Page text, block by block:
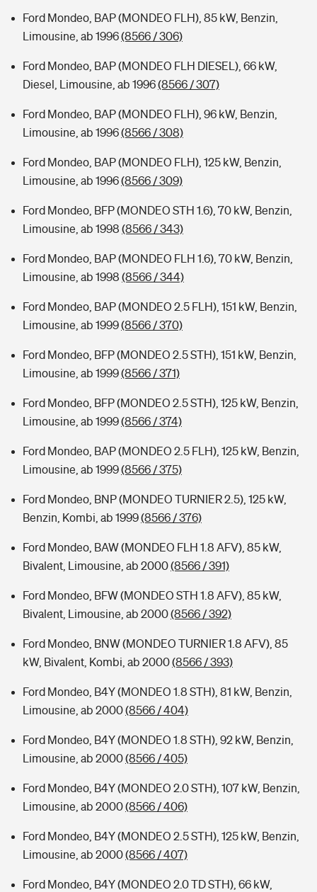
Ford Mondeo, BAP (MONDEO FLH), 85 kW, Benzin,
Limousine, ab 1996(8566 / 306)
Ford Mondeo, BAP (MONDEO FLH DIESEL), 66 kW,
Diesel, Limousine, ab 1996(8566 / 307)
Ford Mondeo, BAP (MONDEO FLH), 96 kW, Benzin,
Limousine, ab 1996(8566 / 308)
Ford Mondeo, BAP (MONDEO FLH), 125 kW, Benzin,
Limousine, ab 1996(8566 / 309)
Ford Mondeo, BFP (MONDEO STH 1.6), 70 kW, Benzin,
Limousine, ab 1998 (8566 / 343)
Ford Mondeo, BAP (MONDEO FLH 1.6), 70 kW, Benzin,
Limousine, ab 1998 (8566 / 344)
Ford Mondeo, BAP (MONDEO 2.5 FLH), 151 kW, Benzin,
Limousine, ab 1999(8566 / 370)
Ford Mondeo, BFP (MONDEO 2.5 STH), 151 kW, Benzin,
Limousine, ab 1999(8566 / 371)
Ford Mondeo, BFP (MONDEO 2.5 STH), 125 kW, Benzin,
Limousine, ab 1999(8566 / 374)
Ford Mondeo, BAP (MONDEO 2.5 FLH), 125 kW, Benzin,
Limousine, ab 1999(8566 / 375)
Ford Mondeo, BNP (MONDEO TURNIER 2.5), 125 kW,
Benzin, Kombi, ab 1999(8566 / 376)
Ford Mondeo, BAW (MONDEO FLH 1.8 AFV), 85 kW,
Bivalent, Limousine, ab 2000(8566 / 391)
Ford Mondeo, BFW (MONDEO STH 1.8 AFV), 85 kW,
Bivalent, Limousine, ab 2000(8566 / 392)
Ford Mondeo, BNW (MONDEO TURNIER 1.8 AFV), 85
kW, Bivalent, Kombi, ab 2000(8566 / 393)
Ford Mondeo, B4Y (MONDEO 1.8 STH), 81 kW, Benzin,
Limousine, ab 2000(8566 / 404)
Ford Mondeo, B4Y (MONDEO 1.8 STH), 92 kW, Benzin,
Limousine, ab 2000(8566 / 405)
Ford Mondeo, B4Y (MONDEO 2.0 STH), 107 kW, Benzin,
Limousine, ab 2000(8566 / 406)
Ford Mondeo, B4Y (MONDEO 2.5 STH), 125 kW, Benzin,
Limousine, ab 2000(8566 / 407)
Ford Mondeo, B4Y (MONDEO 2.0 TD STH), 66 kW,